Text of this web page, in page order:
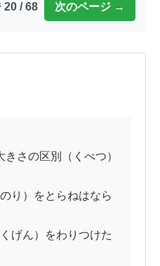
20 / 68 次のページ →
り）をとらねはなら
げん）をわりつけた